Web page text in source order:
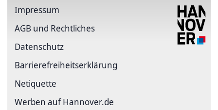
Impressum
AGB und Rechtliches
Datenschutz
Barriere­freiheits­erklärung
Netiquette
Werben auf Hannover.de